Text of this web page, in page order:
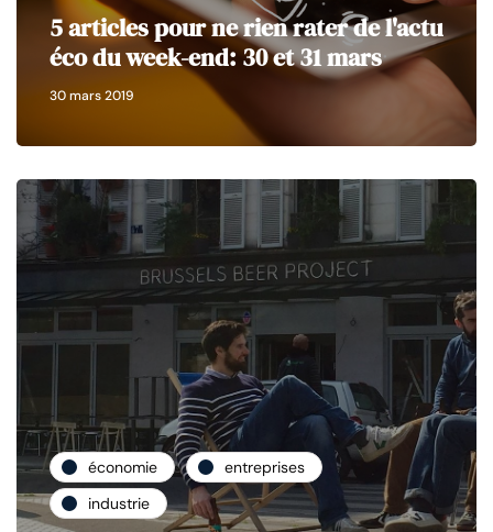
5 articles pour ne rien rater de l'actu
éco du week-end: 30 et 31 mars
30 mars 2019
économie
entreprises
industrie